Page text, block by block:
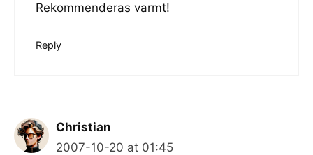
Rekommenderas varmt!
Reply
Christian
2007-10-20 at 01:45